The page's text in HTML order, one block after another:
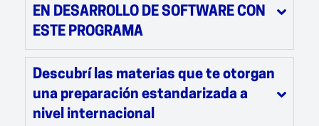
EN DESARROLLO DE SOFTWARE CON
ESTE PROGRAMA
Descubrí las materias que te otorgan
una preparación estandarizada a
nivel internacional